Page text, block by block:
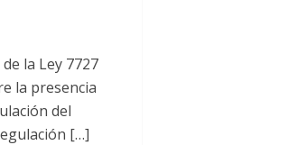
la Ley 7727
la presencia
del
[…]